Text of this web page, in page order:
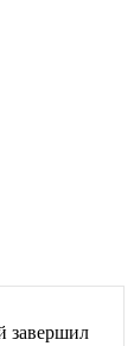
завершил